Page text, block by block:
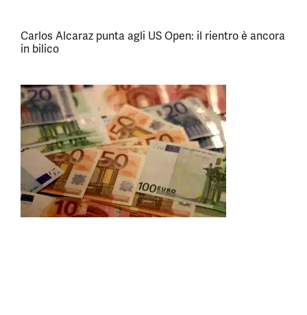
Carlos Alcaraz punta agli US Open: il rientro è ancora
in bilico